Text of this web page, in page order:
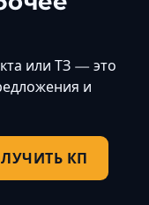
или ТЗ — это
и
КП